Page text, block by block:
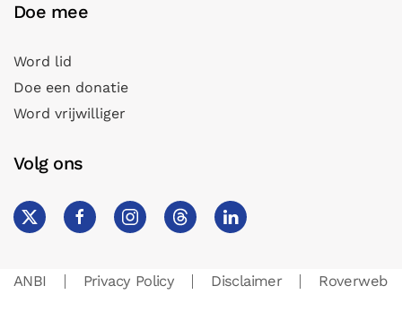
Doe mee
Word lid
Doe een donatie
Word vrijwilliger
Volg ons
ANBI Privacy Policy Disclaimer Roverweb